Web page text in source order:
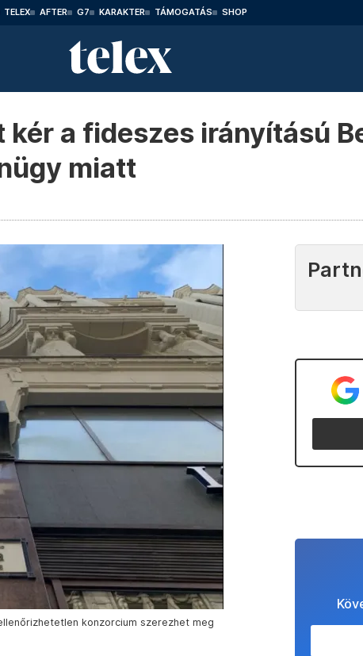
TELEX AFTER G7 KARAKTER TÁMOGATÁS SHOP
a fideszes irányítású
miatt
konzorcium szerezhet meg